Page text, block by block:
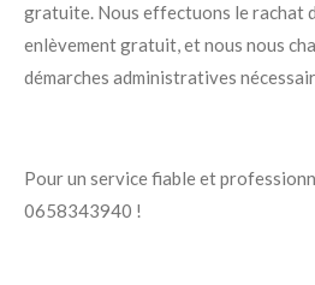
gratuite. Nous effectuons le rachat
enlèvement gratuit, et nous nous
démarches administratives
Pour un service fiable et
0658343940 !